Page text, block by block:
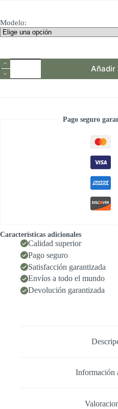
Modelo:
Pasto
Sintético
para
Añadir
Pago seguro
Características adicionales
Calidad superior
Pago seguro
Satisfacción garantizada
Envíos a todo el mundo
Devolución garantizada
Información